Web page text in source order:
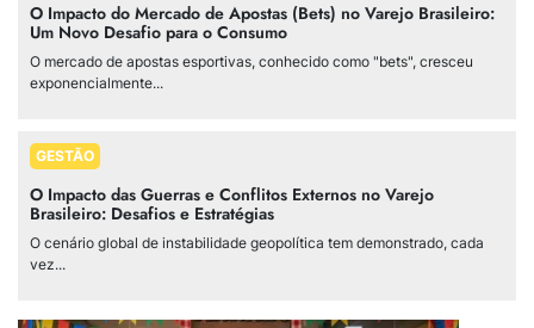
O Impacto do Mercado de Apostas (Bets) no Varejo Brasileiro:
Um Novo Desafio para o Consumo
O mercado de apostas esportivas, conhecido como "bets", cresceu
exponencialmente...
GESTÃO
O Impacto das Guerras e Conflitos Externos no Varejo
Brasileiro: Desafios e Estratégias
O cenário global de instabilidade geopolítica tem demonstrado, cada
vez...